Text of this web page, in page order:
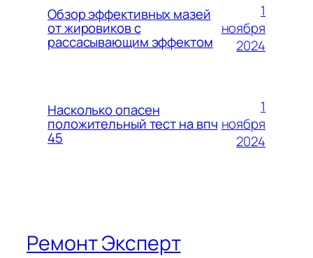
Обзор эффективных мазей
от жировиков с
рассасывающим эффектом
1
ноября
2024
Насколько опасен
положительный тест на впч
45
1
ноября
2024
Ремонт Эксперт